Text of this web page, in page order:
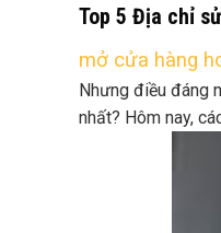
Top 5 Địa chỉ
mở cửa hàng
Nhưng điều đáng
nhất? Hôm nay,